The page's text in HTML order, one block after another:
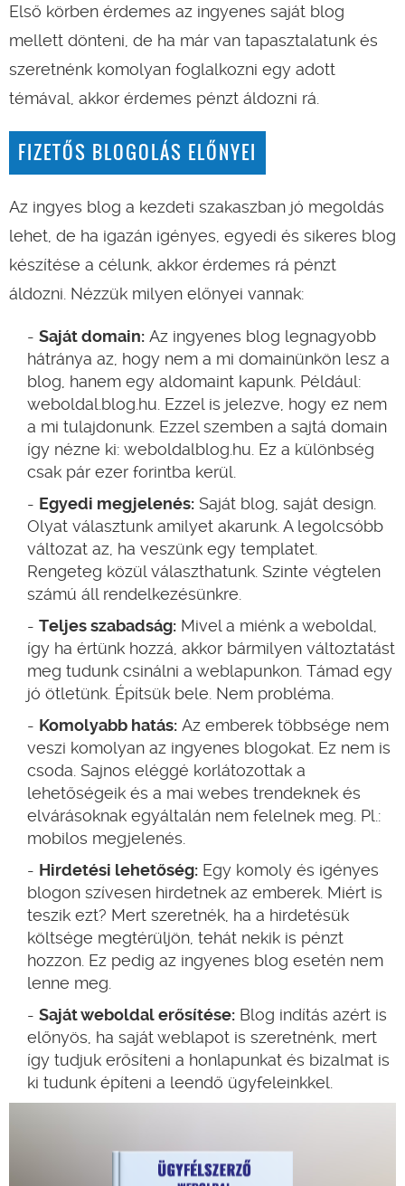
Első körben érdemes az ingyenes saját blog
mellett dönteni, de ha már van tapasztalatunk és
szeretnénk komolyan foglalkozni egy adott
témával, akkor érdemes pénzt áldozni rá.
FIZETŐS BLOGOLÁS ELŐNYEI
Az ingyes blog a kezdeti szakaszban jó megoldás
lehet, de ha igazán igényes, egyedi és sikeres blog
készítése a célunk, akkor érdemes rá pénzt
áldozni. Nézzük milyen előnyei vannak:
Saját domain: Az ingyenes blog legnagyobb
hátránya az, hogy nem a mi domainünkön lesz a
blog, hanem egy aldomaint kapunk. Például:
weboldal.blog.hu. Ezzel is jelezve, hogy ez nem
a mi tulajdonunk. Ezzel szemben a sajtá domain
így nézne ki: weboldalblog.hu. Ez a különbség
csak pár ezer forintba kerül.
Egyedi megjelenés: Saját blog, saját design.
Olyat választunk amilyet akarunk. A legolcsóbb
változat az, ha veszünk egy templatet.
Rengeteg közül választhatunk. Szinte végtelen
számú áll rendelkezésünkre.
Teljes szabadság: Mivel a miénk a weboldal,
így ha értünk hozzá, akkor bármilyen változtatást
meg tudunk csinálni a weblapunkon. Támad egy
jó ötletünk. Építsük bele. Nem probléma.
Komolyabb hatás: Az emberek többsége nem
veszi komolyan az ingyenes blogokat. Ez nem is
csoda. Sajnos eléggé korlátozottak a
lehetőségeik és a mai webes trendeknek és
elvárásoknak egyáltalán nem felelnek meg. Pl.:
mobilos megjelenés.
Hirdetési lehetőség: Egy komoly és igényes
blogon szívesen hirdetnek az emberek. Miért is
teszik ezt? Mert szeretnék, ha a hirdetésük
költsége megtérüljön, tehát nekik is pénzt
hozzon. Ez pedig az ingyenes blog esetén nem
lenne meg.
Saját weboldal erősítése: Blog indítás azért is
előnyös, ha saját weblapot is szeretnénk, mert
így tudjuk erősíteni a honlapunkat és bizalmat is
ki tudunk építeni a leendő ügyfeleinkkel.